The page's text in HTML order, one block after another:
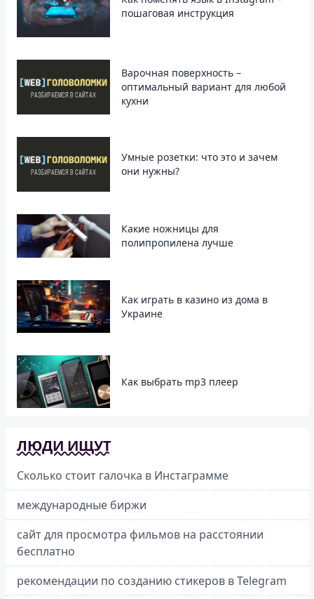
пошаговая инструкция
Варочная поверхность –
оптимальный вариант для любой
кухни
Умные розетки: что это и зачем
они нужны?
Какие ножницы для
полипропилена лучше
Как играть в казино из дома в
Украине
Как выбрать mp3 плеер
ЛЮДИ ИЩУТ
Сколько стоит галочка в Инстаграмме
международные биржи
сайт для просмотра фильмов на расстоянии
бесплатно
рекомендации по созданию стикеров в Telegram